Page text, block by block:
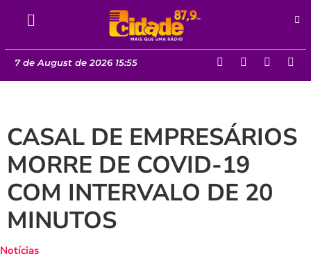
7 de August de 2026 15:55
CASAL DE EMPRESÁRIOS
MORRE DE COVID-19
COM INTERVALO DE 20
MINUTOS
Notícias